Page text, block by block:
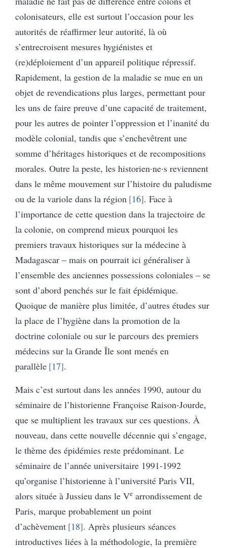
colonisateurs, elle est surtout l’occasion pour les
autorités de réaffirmer leur autorité, là où
s’entrecroisent mesures hygiénistes et
(re)déploiement d’un appareil politique répressif.
Rapidement, la gestion de la maladie se mue en un
objet de revendications plus larges, permettant pour
les uns de faire preuve d’une capacité de traitement,
pour les autres de pointer l’oppression et l’inanité du
modèle colonial, tandis que s’enchevêtrent une
somme d’héritages historiques et de recompositions
morales. Outre la peste, les historien·ne·s reviennent
dans le même mouvement sur l’histoire du paludisme
ou de la variole dans la région 16 . Face à
l’importance de cette question dans la trajectoire de
la colonie, on comprend mieux pourquoi les
premiers travaux historiques sur la médecine à
Madagascar – mais on pourrait ici généraliser à
l’ensemble des anciennes possessions coloniales – se
sont d’abord penchés sur le fait épidémique.
Quoique de manière plus limitée, d’autres études sur
la place de l’hygiène dans la promotion de la
doctrine coloniale ou sur le parcours des premiers
médecins sur la Grande Île sont menés en
parallèle 17 .
Mais c’est surtout dans les années 1990, autour du
séminaire de l’historienne Françoise Raison-Jourde,
que se multiplient les travaux sur ces questions. À
nouveau, dans cette nouvelle décennie qui s’engage,
le thème des épidémies reste prédominant. Le
séminaire de l’année universitaire 1991-1992
qu’organise l’historienne à l’université Paris VII,
alors située à Jussieu dans le Ve arrondissement de
Paris, marque probablement un point
d’achèvement 18 . Après plusieurs séances
introductives liées à la méthodologie, la première